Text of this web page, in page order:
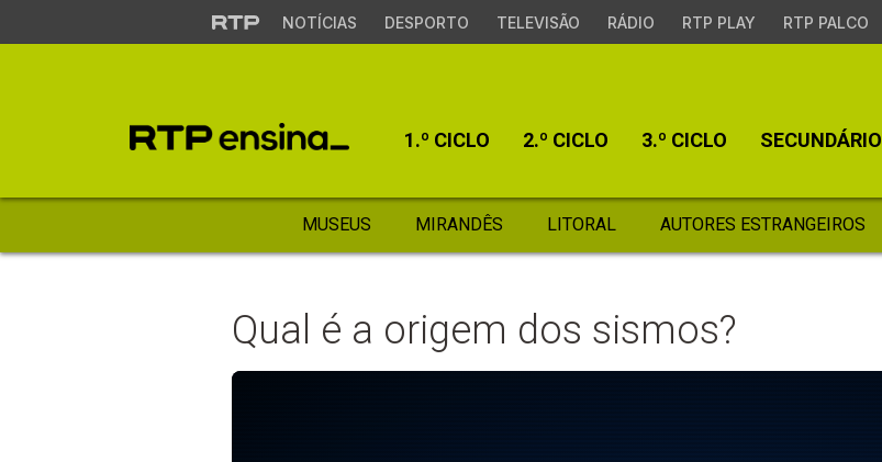
NOTÍCIAS DESPORTO TELEVISÃO RÁDIO RTP PLAY RTP PALCO
1.º CICLO 2.º CICLO 3.º CICLO SECUNDÁRIO
MUSEUS MIRANDÊS LITORAL AUTORES ESTRANGEIROS
Qual é a origem dos sismos?